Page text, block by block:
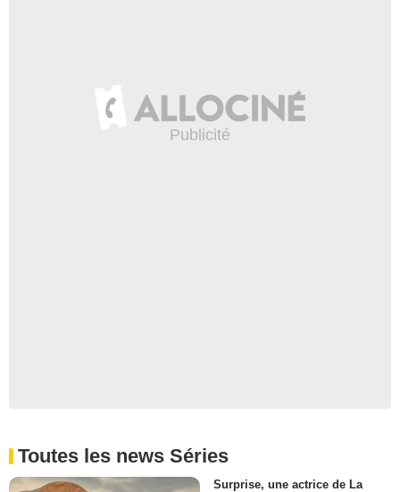
Toutes les news Séries
Surprise, une actrice de La